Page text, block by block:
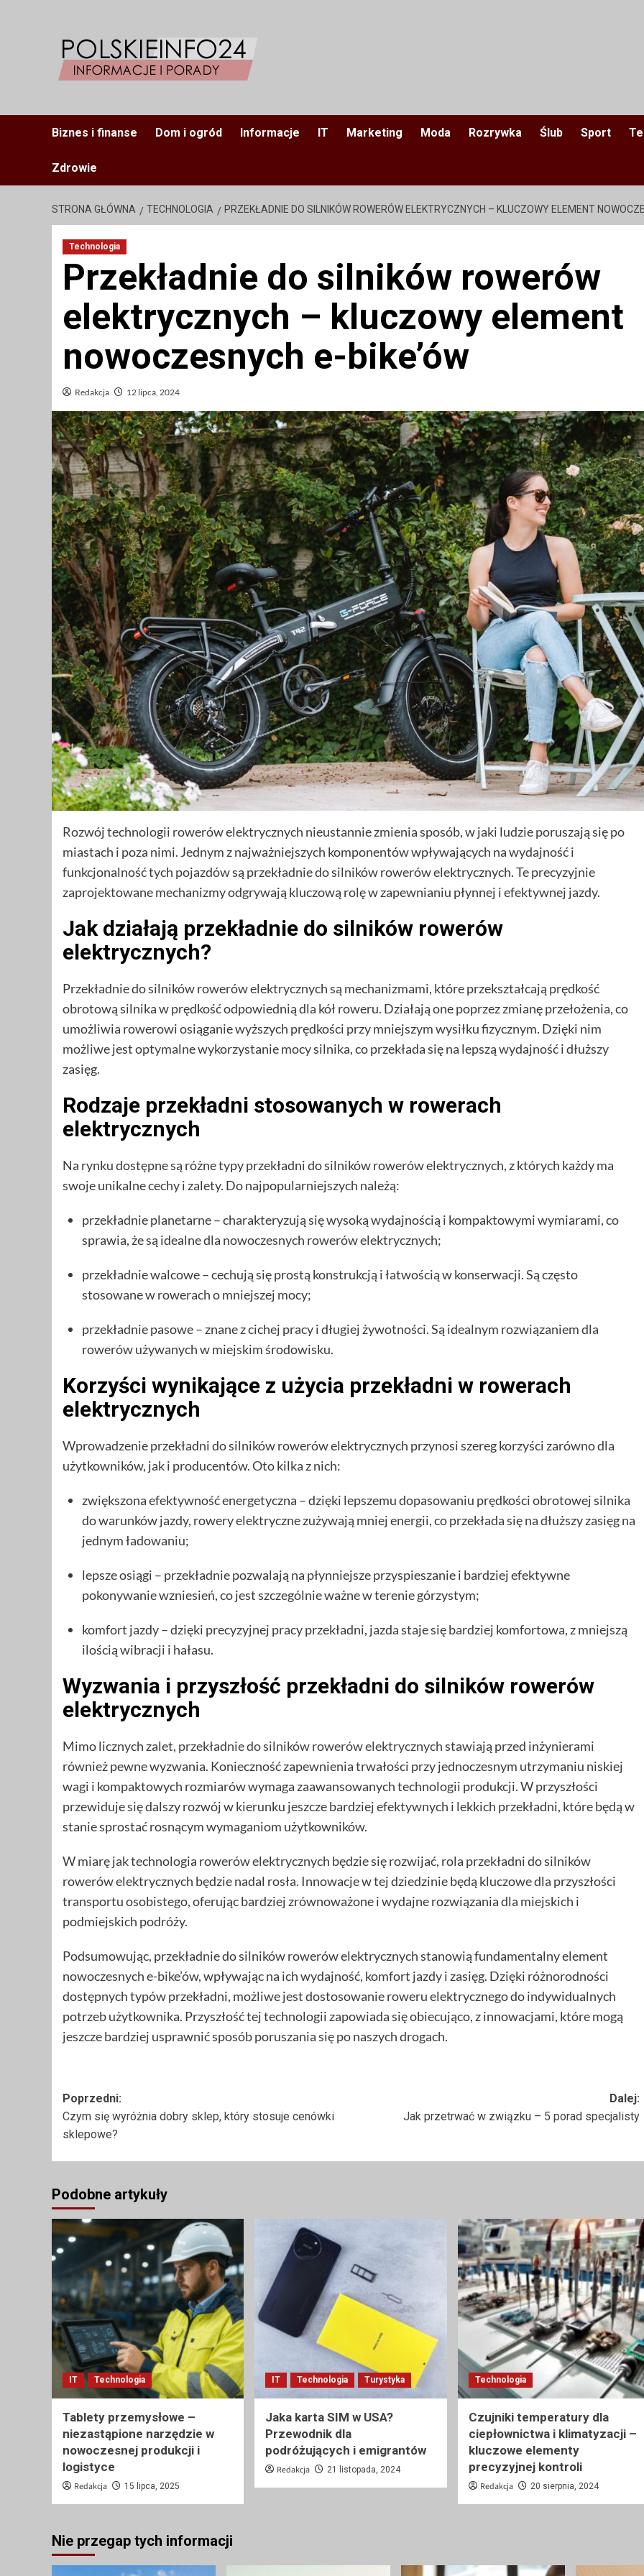
Biznes i finanse Dom i ogród Informacje IT Marketing Moda Rozrywka Ślub Sport
Zdrowie
STRONA GŁÓWNA TECHNOLOGIA PRZEKŁADNIE DO SILNIKÓW ROWERÓW ELEKTRYCZNYCH – KLUCZOWY ELEMENT
Technologia
Przekładnie do silników rowerów
elektrycznych – kluczowy element
nowoczesnych e-bike’ów
Redakcja 12 lipca, 2024
Rozwój technologii rowerów elektrycznych nieustannie zmienia sposób, w jaki ludzie poruszają się po
miastach i poza nimi. Jednym z najważniejszych komponentów wpływających na wydajność i
funkcjonalność tych pojazdów są przekładnie do silników rowerów elektrycznych. Te precyzyjnie
zaprojektowane mechanizmy odgrywają kluczową rolę w zapewnianiu płynnej i efektywnej jazdy.
Jak działają przekładnie do silników rowerów
elektrycznych?
Przekładnie do silników rowerów elektrycznych są mechanizmami, które przekształcają prędkość
obrotową silnika w prędkość odpowiednią dla kół roweru. Działają one poprzez zmianę przełożenia, co
umożliwia rowerowi osiąganie wyższych prędkości przy mniejszym wysiłku fizycznym. Dzięki nim
możliwe jest optymalne wykorzystanie mocy silnika, co przekłada się na lepszą wydajność i dłuższy
zasięg.
Rodzaje przekładni stosowanych w rowerach
elektrycznych
Na rynku dostępne są różne typy przekładni do silników rowerów elektrycznych, z których każdy ma
swoje unikalne cechy i zalety. Do najpopularniejszych należą:
przekładnie planetarne – charakteryzują się wysoką wydajnością i kompaktowymi wymiarami, co
sprawia, że są idealne dla nowoczesnych rowerów elektrycznych;
przekładnie walcowe – cechują się prostą konstrukcją i łatwością w konserwacji. Są często
stosowane w rowerach o mniejszej mocy;
przekładnie pasowe – znane z cichej pracy i długiej żywotności. Są idealnym rozwiązaniem dla
rowerów używanych w miejskim środowisku.
Korzyści wynikające z użycia przekładni w rowerach
elektrycznych
Wprowadzenie przekładni do silników rowerów elektrycznych przynosi szereg korzyści zarówno dla
użytkowników, jak i producentów. Oto kilka z nich:
zwiększona efektywność energetyczna – dzięki lepszemu dopasowaniu prędkości obrotowej silnika
do warunków jazdy, rowery elektryczne zużywają mniej energii, co przekłada się na dłuższy zasięg na
jednym ładowaniu;
lepsze osiągi – przekładnie pozwalają na płynniejsze przyspieszanie i bardziej efektywne
pokonywanie wzniesień, co jest szczególnie ważne w terenie górzystym;
komfort jazdy – dzięki precyzyjnej pracy przekładni, jazda staje się bardziej komfortowa, z mniejszą
ilością wibracji i hałasu.
Wyzwania i przyszłość przekładni do silników rowerów
elektrycznych
Mimo licznych zalet, przekładnie do silników rowerów elektrycznychstawiają przed inżynierami
również pewne wyzwania. Konieczność zapewnienia trwałości przy jednoczesnym utrzymaniu niskiej
wagi i kompaktowych rozmiarów wymaga zaawansowanych technologii produkcji. W przyszłości
przewiduje się dalszy rozwój w kierunku jeszcze bardziej efektywnych i lekkich przekładni, które będą w
stanie sprostać rosnącym wymaganiom użytkowników.
W miarę jak technologia rowerów elektrycznych będzie się rozwijać, rola przekładni do silników
rowerów elektrycznych będzie nadal rosła. Innowacje w tej dziedzinie będą kluczowe dla przyszłości
transportu osobistego, oferując bardziej zrównoważone i wydajne rozwiązania dla miejskich i
podmiejskich podróży.
Podsumowując, przekładnie do silników rowerów elektrycznych stanowią fundamentalny element
nowoczesnych e-bike’ów, wpływając na ich wydajność, komfort jazdy i zasięg. Dzięki różnorodności
dostępnych typów przekładni, możliwe jest dostosowanie roweru elektrycznego do indywidualnych
potrzeb użytkownika. Przyszłość tej technologii zapowiada się obiecująco, z innowacjami, które mogą
jeszcze bardziej usprawnić sposób poruszania się po naszych drogach.
Zobacz
wpisy
Poprzedni:
Czym się wyróżnia dobry sklep, który stosuje cenówki
sklepowe?
Dalej:
Jak przetrwać w związku – 5 porad specjalisty
Podobne artykuły
IT Technologia
Tablety przemysłowe –
niezastąpione narzędzie w
nowoczesnej produkcji i
logistyce
Redakcja 15 lipca, 2025
IT Technologia Turystyka
Jaka karta SIM w USA?
Przewodnik dla
podróżujących i emigrantów
Redakcja 21 listopada, 2024
Technologia
Czujniki temperatury dla
ciepłownictwa i klimatyzacji –
kluczowe elementy
precyzyjnej kontroli
Redakcja 20 sierpnia, 2024
Nie przegap tych informacji